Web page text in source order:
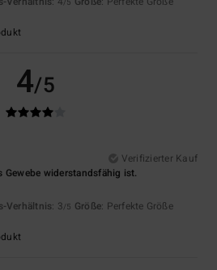
/5
4/5
Verifizierter Kauf
Gewebe widerstandsfähig ist.
Verhältnis: 3/5 Größe: Perfekte Größe